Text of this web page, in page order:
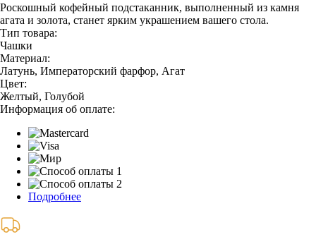
Роскошный кофейный подстаканник, выполненный из камня
агата и золота, станет ярким украшением вашего стола.
Тип товара:
Чашки
Материал:
Латунь, Императорский фарфор, Агат
Цвет:
Желтый, Голубой
Информация об оплате:
Подробнее